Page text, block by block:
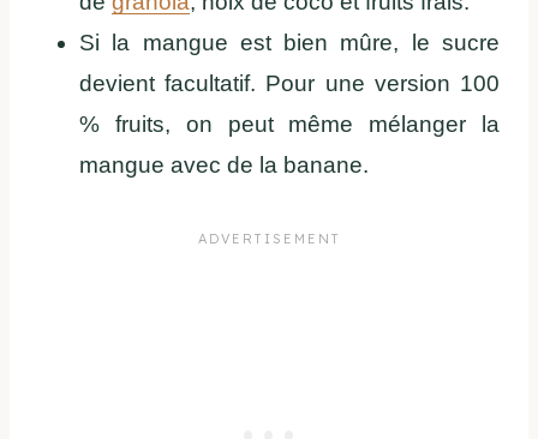
Si la mangue est bien mûre, le sucre
devient facultatif. Pour une version 100
% fruits, on peut même mélanger la
mangue avec de la banane.